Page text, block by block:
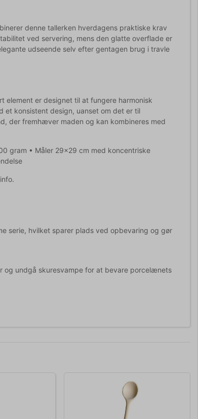
denne tallerken hverdagens praktiske krav
ved servering, mens den glatte overflade er
udseende selv efter gentagen brug i travle
element er designet til at fungere harmonisk
konsistent design, uanset om det er til
der fremhæver maden og kan kombineres med
gram • Måler 29x29 cm med koncentriske
serie, hvilket sparer plads ved opbevaring og gør
og undgå skuresvampe for at bevare porcelænets